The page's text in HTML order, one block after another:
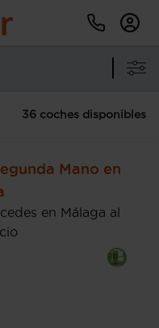
36 coches disponibles
Mano en
en Málaga al